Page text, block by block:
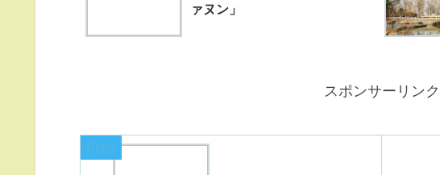
ァヌン」
スポンサーリンク